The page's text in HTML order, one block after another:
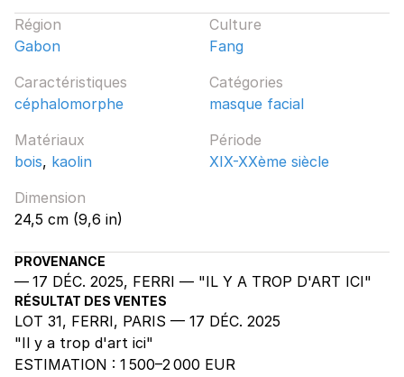
Région
Gabon
Culture
Fang
Caractéristiques
céphalomorphe
Catégories
masque facial
Matériaux
bois, kaolin
Période
XIX-XXème siècle
Dimension
24,5 cm (9,6 in)
PROVENANCE
17 DÉC. 2025, FERRI — "IL Y A TROP D'ART ICI"
RÉSULTAT DES VENTES
LOT 31, FERRI, PARIS — 17 DÉC. 2025
"Il y a trop d'art ici"
ESTIMATION : 1 500–2 000 EUR